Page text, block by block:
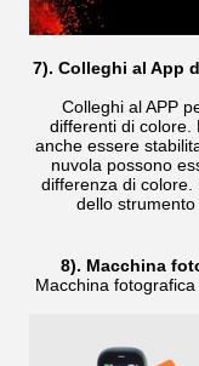
7). Colleghi al App
Colleghi al APP
differenti di colore.
anche essere
nuvola possono
differenza di colore.
dello
8). Macchina
Macchina